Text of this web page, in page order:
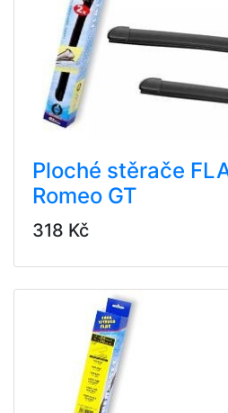
Ploché stěrače
Romeo GT
318 Kč